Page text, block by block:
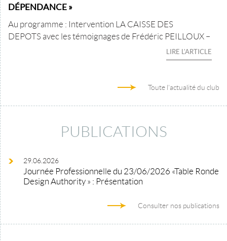
DÉPENDANCE »
Au programme : Intervention LA CAISSE DES
DEPOTS avec les témoignages de Frédéric PEILLOUX –
LIRE L'ARTICLE
Toute l'actualité du club
PUBLICATIONS
29.06.2026
Journée Professionnelle du 23/06/2026 «Table Ronde
Design Authority » : Présentation
Consulter nos publications